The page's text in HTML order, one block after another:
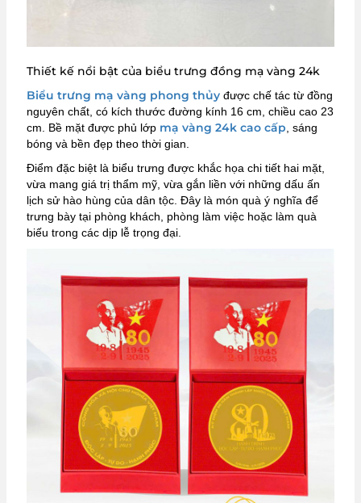
Thiết kế nổi bật của biểu trưng đồng mạ vàng 24k
Biểu trưng mạ vàng phong thủy được chế tác từ đồng
nguyên chất, có kích thước đường kính 16 cm, chiều cao 23
cm. Bề mặt được phủ lớp mạ vàng 24k cao cấp, sáng
bóng và bền đẹp theo thời gian.
Điểm đặc biệt là biểu trưng được khắc họa chi tiết hai mặt,
vừa mang giá trị thẩm mỹ, vừa gắn liền với những dấu ấn
lịch sử hào hùng của dân tộc. Đây là món quà ý nghĩa để
trưng bày tại phòng khách, phòng làm việc hoặc làm quà
biếu trong các dịp lễ trọng đại.